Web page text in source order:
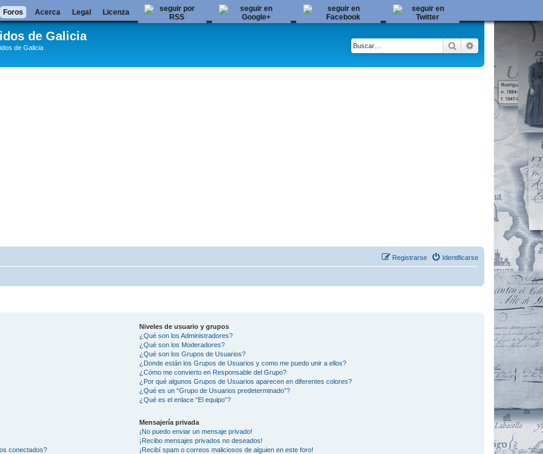
de Galicia
de Galicia Buscar Búsqueda
Identificarse
Registrarse
conectados?
Niveles de usuario y grupos
¿Qué son los Administradores?
¿Qué son los Moderadores?
¿Qué son los Grupos de Usuarios?
¿Donde están los Grupos de Usuarios y como me puedo unir a ellos?
¿Cómo me convierto en Responsable del Grupo?
¿Por qué algunos Grupos de Usuarios aparecen en diferentes colores?
¿Qué es un “Grupo de Usuarios predeterminado”?
¿Qué es el enlace “El equipo”?
Mensajería privada
¡No puedo enviar un mensaje privado!
¡Recibo mensajes privados no deseados!
¡Recibí spam o correos maliciosos de alguien en este foro!
Foros Acerca Legal Licenza